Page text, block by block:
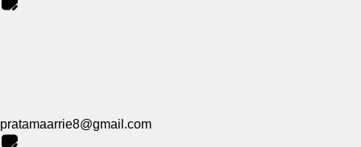
pratamaarrie8@gmail.com